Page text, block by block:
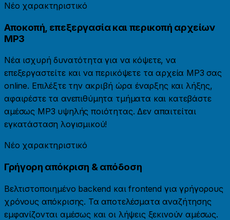
Νέο χαρακτηριστικό
Αποκοπή, επεξεργασία και περικοπή αρχείων
MP3
Νέα ισχυρή δυνατότητα για να κόψετε, να
επεξεργαστείτε και να περικόψετε τα αρχεία MP3 σας
online. Επιλέξτε την ακριβή ώρα έναρξης και λήξης,
αφαιρέστε τα ανεπιθύμητα τμήματα και κατεβάστε
αμέσως MP3 υψηλής ποιότητας. Δεν απαιτείται
εγκατάσταση λογισμικού!
Νέο χαρακτηριστικό
Γρήγορη απόκριση & απόδοση
Βελτιστοποιημένο backend και frontend για γρήγορους
χρόνους απόκρισης. Τα αποτελέσματα αναζήτησης
εμφανίζονται αμέσως και οι λήψεις ξεκινούν αμέσως.